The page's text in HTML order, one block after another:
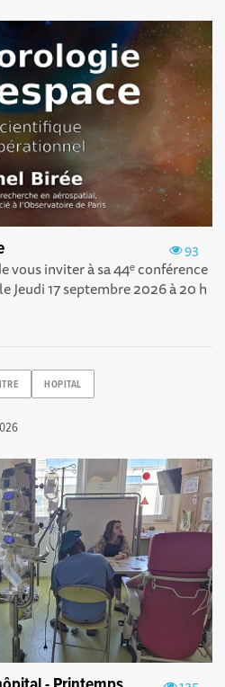
93
vous inviter à sa 44ᵉ conférence
Jeudi 17 septembre 2026 à 20 h
HOPITAL